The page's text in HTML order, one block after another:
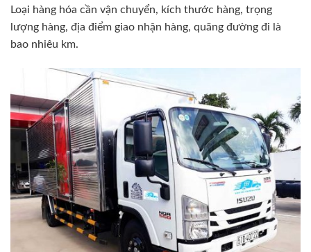
Loại hàng hóa cần vận chuyển, kích thước hàng, trọng
lượng hàng, địa điểm giao nhận hàng, quãng đường đi là
bao nhiêu km.